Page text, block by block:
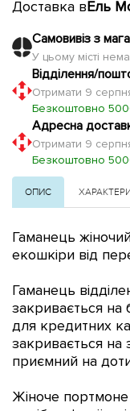
Доставка вЕль
Самовивіз з
У цьому місті
Відділення/
Отримати 9
Безкоштовно
Адресна
Отримати 9
Безкоштовно
ОПИС
Гаманець
екошкіри від
Гаманець
закривається на
для кредитних
закривається на
приємний на
Жіноче